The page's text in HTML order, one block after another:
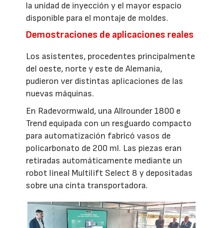
la unidad de inyección y el mayor espacio
disponible para el montaje de moldes.
Demostraciones de aplicaciones reales
Los asistentes, procedentes principalmente
del oeste, norte y este de Alemania,
pudieron ver distintas aplicaciones de las
nuevas máquinas.
En Radevormwald, una Allrounder 1800 e
Trend equipada con un resguardo compacto
para automatización fabricó vasos de
policarbonato de 200 ml. Las piezas eran
retiradas automáticamente mediante un
robot lineal Multilift Select 8 y depositadas
sobre una cinta transportadora.